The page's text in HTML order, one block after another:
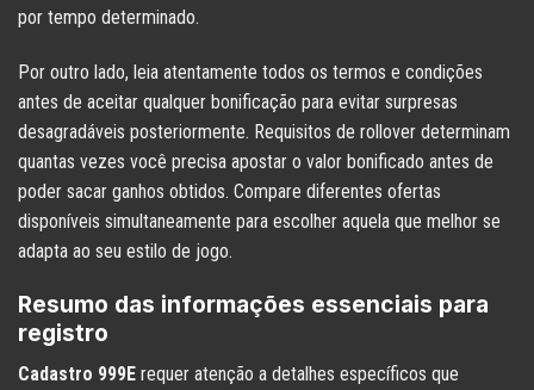
por tempo determinado.
Por outro lado, leia atentamente todos os termos e condições
antes de aceitar qualquer bonificação para evitar surpresas
desagradáveis posteriormente. Requisitos de rollover determinam
quantas vezes você precisa apostar o valor bonificado antes de
poder sacar ganhos obtidos. Compare diferentes ofertas
disponíveis simultaneamente para escolher aquela que melhor se
adapta ao seu estilo de jogo.
Resumo das informações essenciais para
registro
Cadastro 999E requer atenção a detalhes específicos que